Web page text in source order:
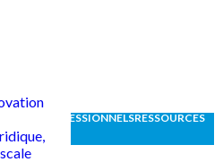
PROFESSIONNELSRESSOURCES